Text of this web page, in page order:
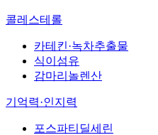
콜레스테롤
카테킨·녹차추출물
식이섬유
감마리놀렌산
기억력·인지력
포스파티딜세린